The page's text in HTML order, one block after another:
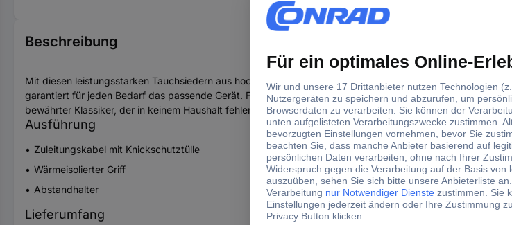
Beschreibung
Mit diesen leistungsstarken Tauchsiedern aus hochwertigem Edelstahl kann Wasser schnell und effizient
garantiert für jeden Bedarf das passende Gerät. Für Sicherheit im Gebrauch sorgt bei allen Modellen ein
bewährter Klassiker, der in keinem Haushalt fehlen sollte!
Ausführung
Zuleitungskabel mit Knickschutztülle
Wärmeisolierter Griff
Abstandhalter
Lieferumfang